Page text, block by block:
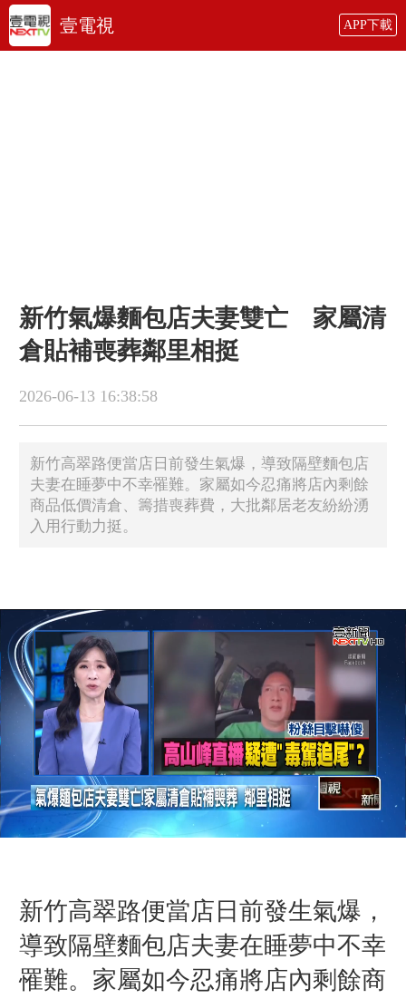
壹電視 APP下載
新竹氣爆麵包店夫妻雙亡 家屬清
倉貼補喪葬鄰里相挺
2026-06-13 16:38:58
新竹高翠路便當店日前發生氣爆，導致隔壁麵包店
夫妻在睡夢中不幸罹難。家屬如今忍痛將店內剩餘
商品低價清倉、籌措喪葬費，大批鄰居老友紛紛湧
入用行動力挺。
新竹高翠路便當店日前發生氣爆，
導致隔壁麵包店夫妻在睡夢中不幸
罹難。家屬如今忍痛將店內剩餘商